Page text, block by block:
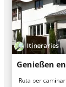
Itineraries
Ruta per caminar